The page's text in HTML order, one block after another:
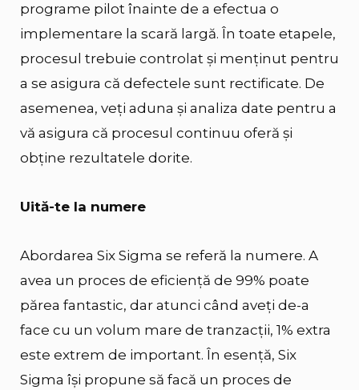
programe pilot înainte de a efectua o
implementare la scară largă. În toate etapele,
procesul trebuie controlat și menținut pentru
a se asigura că defectele sunt rectificate. De
asemenea, veți aduna și analiza date pentru a
vă asigura că procesul continuu oferă și
obține rezultatele dorite.
Uită-te la numere
Abordarea Six Sigma se referă la numere. A
avea un proces de eficiență de 99% poate
părea fantastic, dar atunci când aveți de-a
face cu un volum mare de tranzacții, 1% extra
este extrem de important. În esență, Six
Sigma își propune să facă un proces de